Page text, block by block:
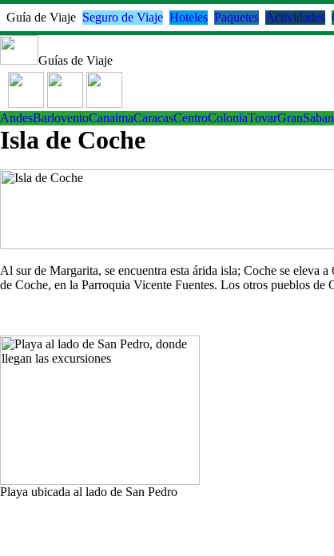
Guía de Viaje Seguro de Viaje Hoteles Paquetes Actividades
Guías de Viaje
AndesBarloventoCanaimaCaracasCentroColoniaTovar
Isla de Coche
Al sur de Margarita, se encuentra esta árida isla; Coche se
de Coche, en la Parroquia Vicente Fuentes. Los otros pueblos
Playa ubicada al lado de San Pedro